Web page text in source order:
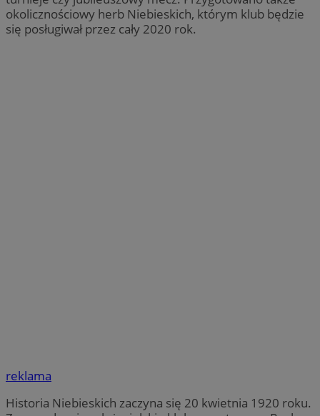
okolicznościowy herb Niebieskich, którym klub będzie
się posługiwał przez cały 2020 rok.
reklama
Historia Niebieskich zaczyna się 20 kwietnia 1920 roku.